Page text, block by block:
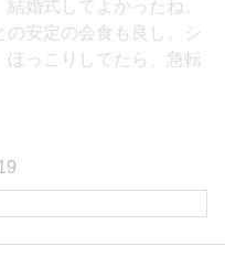
婚式してよかったね。
安定の会食も良し。シ
ほっこりしてたら、急転